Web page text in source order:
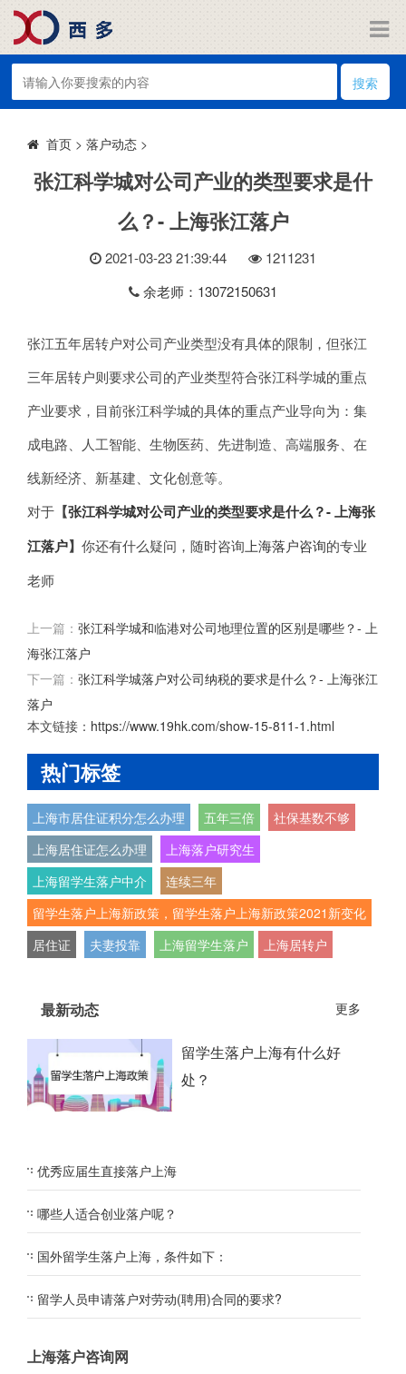
搜索
首页 > 落户动态 >
张江科学城对公司产业的类型要求是什
么？- 上海张江落户
2021-03-23 21:39:44 1211231
余老师：13072150631
张江五年居转户对公司产业类型没有具体的限制，但张江
三年居转户则要求公司的产业类型符合张江科学城的重点
产业要求，目前张江科学城的具体的重点产业导向为：集
成电路、人工智能、生物医药、先进制造、高端服务、在
线新经济、新基建、文化创意等。
对于 【张江科学城对公司产业的类型要求是什么？- 上海张
江落户】 你还有什么疑问，随时咨询 上海落户咨询的专业
老师
上一篇： 张江科学城和临港对公司地理位置的区别是哪些？- 上
海张江落户
下一篇： 张江科学城落户对公司纳税的要求是什么？- 上海张江
落户
本文链接： https://www.19hk.com/show-15-811-1.html
热门标签
上海市居住证积分怎么办理 五年三倍
社保基数不够
上海居住证怎么办理
上海落户研究生
上海留学生落户中介
连续三年
留学生落户上海新政策，留学生落户上海新政策2021新变化
居住证
夫妻投靠 上海留学生落户 上海居转户
最新动态 更多
留学生落户上海有什么好
处？
优秀应届生直接落户上海
哪些人适合创业落户呢？
国外留学生落户上海，条件如下：
留学人员申请落户对劳动(聘用)合同的要求?
上海落户咨询网